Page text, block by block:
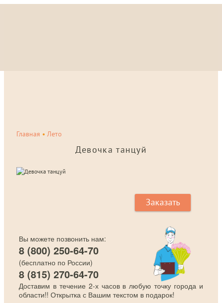
Главная •Лето
Девочка танцуй
Заказать
Вы можете позвонить нам:
8 (800) 250-64-70
(бесплатно по России)
8 (815) 270-64-70
Доставим в течение 2-х часов в любую точку города и
области!! Открытка с Вашим текстом в подарок!